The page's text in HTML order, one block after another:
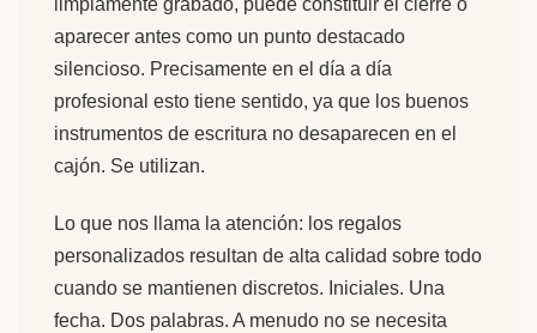
limpiamente grabado, puede constituir el cierre o
aparecer antes como un punto destacado
silencioso. Precisamente en el día a día
profesional esto tiene sentido, ya que los buenos
instrumentos de escritura no desaparecen en el
cajón. Se utilizan.
Lo que nos llama la atención: los regalos
personalizados resultan de alta calidad sobre todo
cuando se mantienen discretos. Iniciales. Una
fecha. Dos palabras. A menudo no se necesita